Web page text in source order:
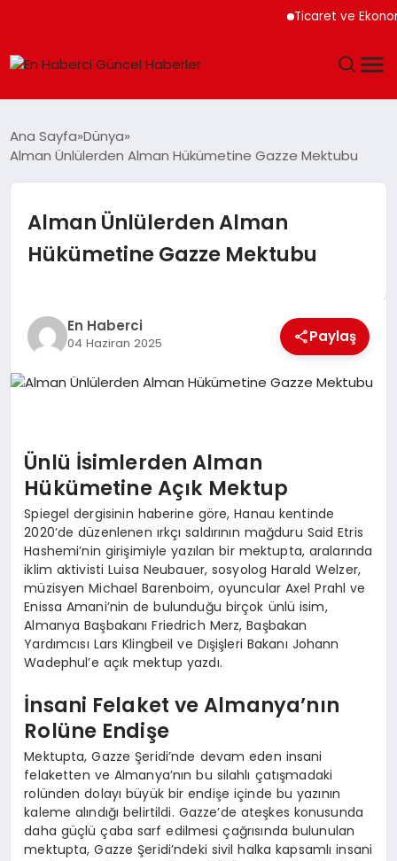
Ticaret ve Ekonomik
SAĞLIK
TEKNOLOJI
DÜNYA
SIYASET
Ana Sayfa Dünya
Alman Ünlülerden Alman Hükümetine Gazze Mektubu
Alman Ünlülerden Alman
Hükümetine Gazze Mektubu
En Haberci
04 Haziran 2025 Paylaş
Ünlü İsimlerden Alman
Hükümetine Açık Mektup
Spiegel dergisinin haberine göre, Hanau kentinde
2020’de düzenlenen ırkçı saldırının mağduru Said Etris
Hashemi’nin girişimiyle yazılan bir mektupta, aralarında
iklim aktivisti Luisa Neubauer, sosyolog Harald Welzer,
müzisyen Michael Barenboim, oyuncular Axel Prahl ve
Enissa Amani’nin de bulunduğu birçok ünlü isim,
Almanya Başbakanı Friedrich Merz, Başbakan
Yardımcısı Lars Klingbeil ve Dışişleri Bakanı Johann
Wadephul’e açık mektup yazdı.
İnsani Felaket ve Almanya’nın
Rolüne Endişe
Mektupta, Gazze Şeridi’nde devam eden insani
felaketten ve Almanya’nın bu silahlı çatışmadaki
rolünden dolayı büyük bir endişe içinde bu yazının
kaleme alındığı belirtildi. Gazze’de ateşkes konusunda
daha güçlü çaba sarf edilmesi çağrısında bulunulan
mektupta, Gazze Şeridi’ndeki sivil halka kapsamlı insani